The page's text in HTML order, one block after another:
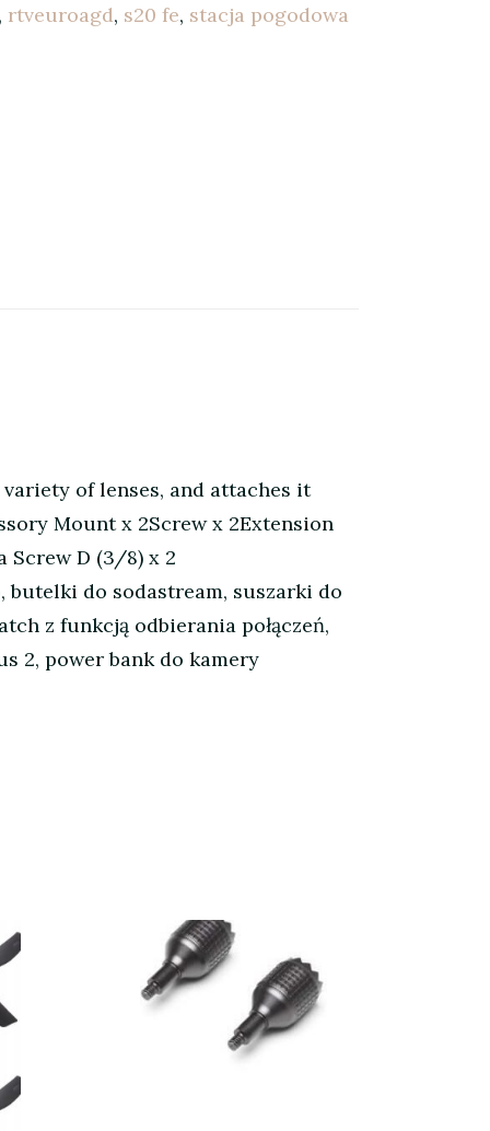
rtveuroagd, s20 fe, stacja pogodowa
of lenses, and attaches it
Mount x 2Screw x 2Extension
Screw D (3/8) x 2
butelki do sodastream, suszarki do
z funkcją odbierania połączeń,
2, power bank do kamery